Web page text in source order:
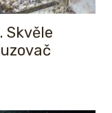
Skvěle